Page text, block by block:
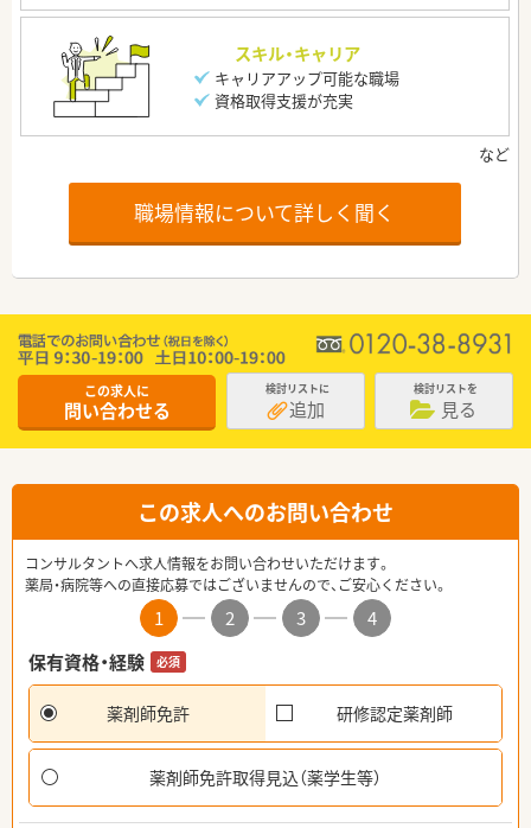
スキル・キャリア
キャリアアップ可能な職場
資格取得支援が充実
職場情報について詳しく聞く
この求人に
問い合わせる
検討リストに
追加
検討リストを
見る
この求人へのお問い合わせ
コンサルタントへ求人情報をお問い合わせいただけます。
薬局・病院等への直接応募ではございませんので、ご安心ください。
1 2 3
4
保有資格・経験
必須
薬剤師免許 研修認定薬剤師
薬剤師免許取得見込（薬学生等）